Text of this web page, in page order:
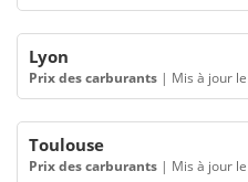
Lyon
Prix des carburants | Mis à jour
Toulouse
Prix des carburants | Mis à jour